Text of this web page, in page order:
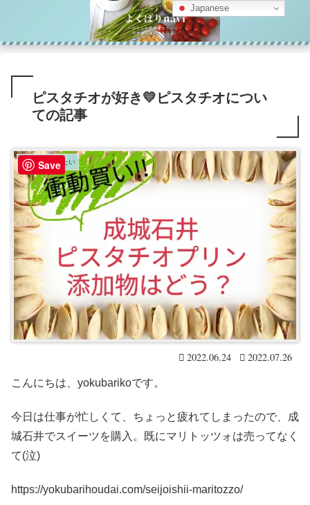
ピスタチオが好き💛ピスタチオについ
ての記事
添加物を避けたい
2022.06.24 2022.07.26
こんにちは、yokubarikoです。
今日は仕事が忙しくて、ちょっと疲れてしまったので、成
城石井でスイーツを購入。既にマリトッツォは売ってなく
て(泣)
https://yokubarihoudai.com/seijoishii-maritozzo/
Japanese
Save